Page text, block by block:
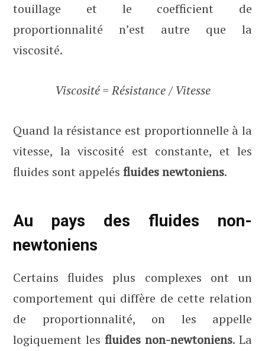
touillage et le coefficient de
proportionnalité n’est autre que la
viscosité.
Viscosité = Résistance / Vitesse
Quand la résistance est proportionnelle à la
vitesse, la viscosité est constante, et les
fluides sont appelés fluides newtoniens.
Au pays des fluides non-
newtoniens
Certains fluides plus complexes ont un
comportement qui diffère de cette relation
de proportionnalité, on les appelle
logiquement les fluides non-newtoniens. La